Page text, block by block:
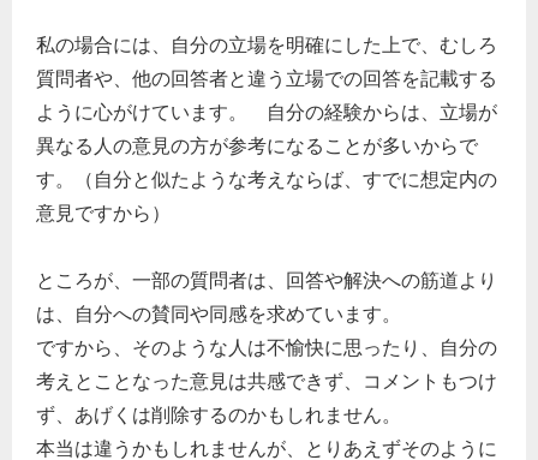
私の場合には、自分の立場を明確にした上で、むしろ
質問者や、他の回答者と違う立場での回答を記載する
ように心がけています。 自分の経験からは、立場が
異なる人の意見の方が参考になることが多いからで
す。（自分と似たような考えならば、すでに想定内の
意見ですから）
ところが、一部の質問者は、回答や解決への筋道より
は、自分への賛同や同感を求めています。
ですから、そのような人は不愉快に思ったり、自分の
考えとことなった意見は共感できず、コメントもつけ
ず、あげくは削除するのかもしれません。
本当は違うかもしれませんが、とりあえずそのように